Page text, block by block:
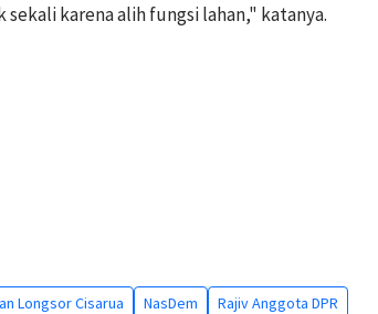
karena alih fungsi lahan," katanya.
Longsor Cisarua NasDem Rajiv Anggota DPR